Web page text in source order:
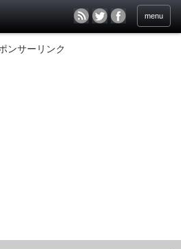
menu
ンサーリンク